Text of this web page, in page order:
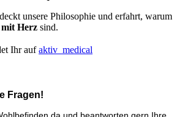
unsere Philosophie und erfahrt, warum
mit Herz sind.
Ihr aufaktiv_medical
Fragen!